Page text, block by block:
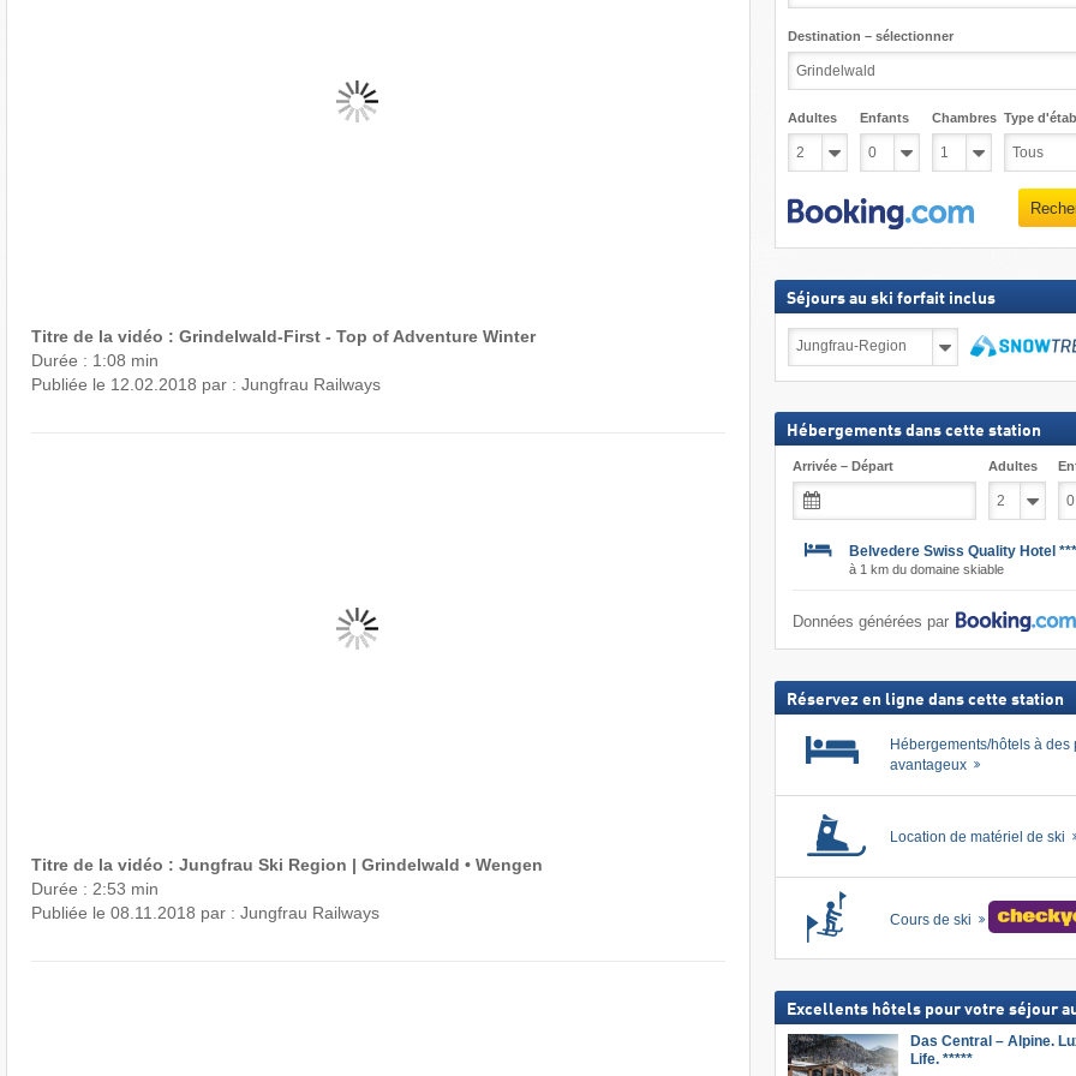
Titre de la vidéo : Grindelwald-First - Top of Adventure Winter
Durée : 1:08 min
Publiée le 12.02.2018 par : Jungfrau Railways
Titre de la vidéo : Jungfrau Ski Region | Grindelwald • Wengen
Durée : 2:53 min
Publiée le 08.11.2018 par : Jungfrau Railways
Destination – sélectionner
Adultes Enfants Chambres Type
Séjours au ski forfait inclus
au
Hébergements dans cette station
Arrivée – Départ Adultes
Belvedere Swiss Quality Hotel
à 1 km du domaine skiable
Données générées par
Réservez en ligne dans cette station
Hébergements/hôtels à des
avantageux
Location de matériel de ski
Cours de ski
Excellents hôtels pour votre séjour
Das Central – Alpine.
Life. *****